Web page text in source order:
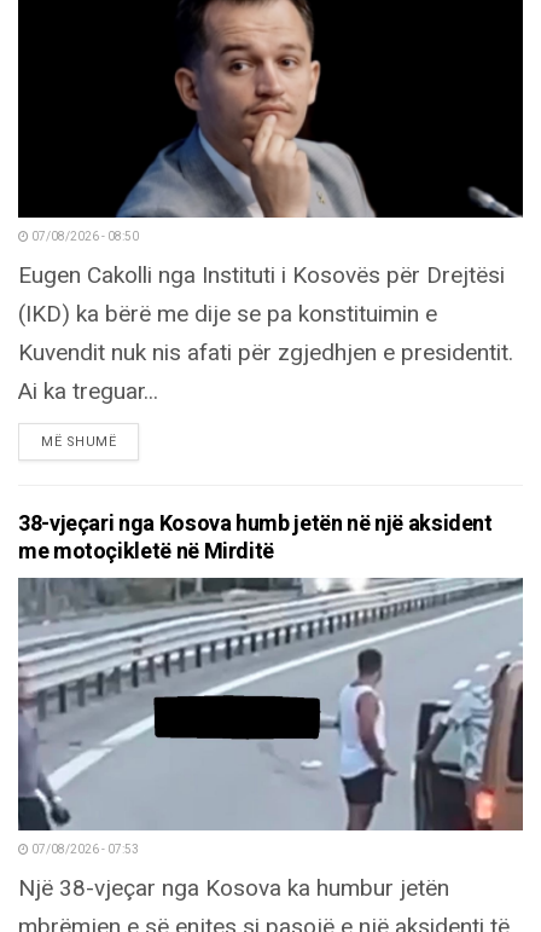
07/08/2026 - 08:50
Eugen Cakolli nga Instituti i Kosovës për Drejtësi
(IKD) ka bërë me dije se pa konstituimin e
Kuvendit nuk nis afati për zgjedhjen e presidentit.
Ai ka treguar...
MË SHUMËDETAILS
38-vjeçari nga Kosova humb jetën në një aksident
me motoçikletë në Mirditë
07/08/2026 - 07:53
Një 38-vjeçar nga Kosova ka humbur jetën